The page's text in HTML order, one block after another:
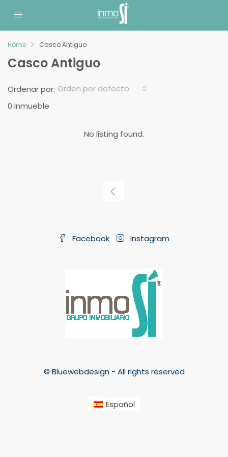
Home Casco Antiguo
Casco Antiguo
0 Inmueble
Ordenar por: Orden por defecto
No listing found.
Facebook Instagram
© Bluewebdesign - All rights reserved
Español